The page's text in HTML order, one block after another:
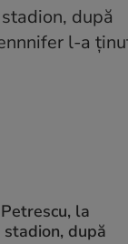
la
după